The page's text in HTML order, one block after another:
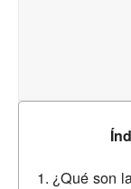
¿Qué son